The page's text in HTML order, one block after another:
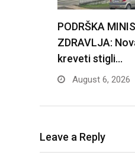
PODRŠKA
ZDRAVLJA:
kreveti stigli…
August 6, 2026
Leave a Reply